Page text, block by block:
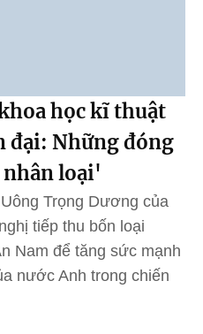
học kĩ thuật
đại: Những đóng
loại'
Trọng Dương của
tiếp thu bốn loại
Nam để tăng sức mạnh
nước Anh trong chiến